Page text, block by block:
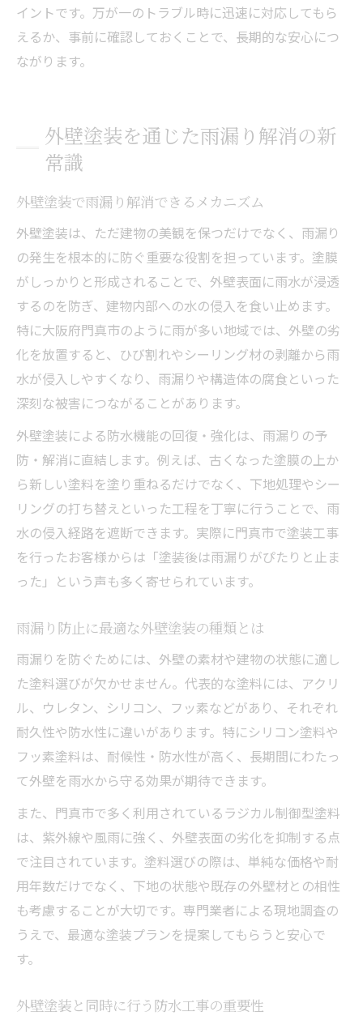
イントです。万が一のトラブル時に迅速に対応してもら
えるか、事前に確認しておくことで、長期的な安心につ
ながります。
外壁塗装を通じた雨漏り解消の新
常識
外壁塗装で雨漏り解消できるメカニズム
外壁塗装は、ただ建物の美観を保つだけでなく、雨漏り
の発生を根本的に防ぐ重要な役割を担っています。塗膜
がしっかりと形成されることで、外壁表面に雨水が浸透
するのを防ぎ、建物内部への水の侵入を食い止めます。
特に大阪府門真市のように雨が多い地域では、外壁の劣
化を放置すると、ひび割れやシーリング材の剥離から雨
水が侵入しやすくなり、雨漏りや構造体の腐食といった
深刻な被害につながることがあります。
外壁塗装による防水機能の回復・強化は、雨漏りの予
防・解消に直結します。例えば、古くなった塗膜の上か
ら新しい塗料を塗り重ねるだけでなく、下地処理やシー
リングの打ち替えといった工程を丁寧に行うことで、雨
水の侵入経路を遮断できます。実際に門真市で塗装工事
を行ったお客様からは「塗装後は雨漏りがぴたりと止ま
った」という声も多く寄せられています。
雨漏り防止に最適な外壁塗装の種類とは
雨漏りを防ぐためには、外壁の素材や建物の状態に適し
た塗料選びが欠かせません。代表的な塗料には、アクリ
ル、ウレタン、シリコン、フッ素などがあり、それぞれ
耐久性や防水性に違いがあります。特にシリコン塗料や
フッ素塗料は、耐候性・防水性が高く、長期間にわたっ
て外壁を雨水から守る効果が期待できます。
また、門真市で多く利用されているラジカル制御型塗料
は、紫外線や風雨に強く、外壁表面の劣化を抑制する点
で注目されています。塗料選びの際は、単純な価格や耐
用年数だけでなく、下地の状態や既存の外壁材との相性
も考慮することが大切です。専門業者による現地調査の
うえで、最適な塗装プランを提案してもらうと安心で
す。
外壁塗装と同時に行う防水工事の重要性